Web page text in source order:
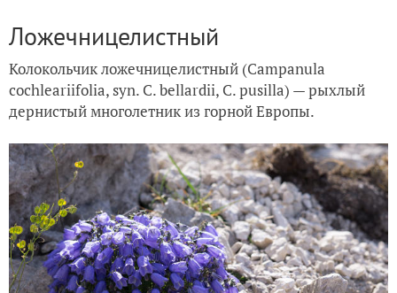
Ложечницелистный
Колокольчик ложечницелистный (Campanula
cochleariifolia, syn. C. bellardii, C. pusilla) — рыхлый
дернистый многолетник из горной Европы.